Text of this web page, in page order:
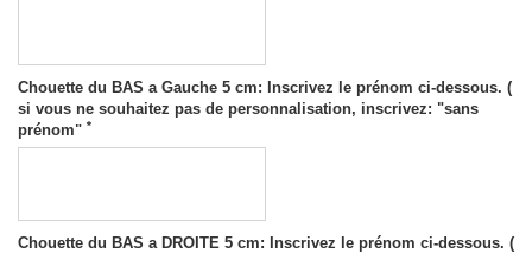
Chouette du BAS a Gauche 5 cm: Inscrivez le prénom ci-dessous. (
si vous ne souhaitez pas de personnalisation, inscrivez: "sans
prénom" *
Chouette du BAS a DROITE 5 cm: Inscrivez le prénom ci-dessous. (